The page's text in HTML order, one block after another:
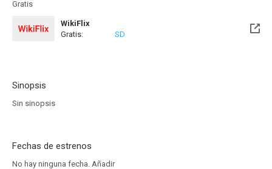
Gratis
WikiFlix
Gratis:
SD
Sinopsis
Sin sinopsis
Fechas de estrenos
No hay ninguna fecha. Añadir